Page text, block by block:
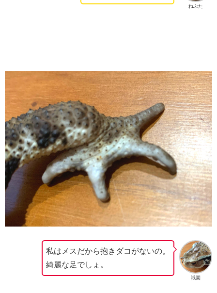
ねぶた
祇園
私はメスだから抱きダコがないの。
綺麗な足でしょ。